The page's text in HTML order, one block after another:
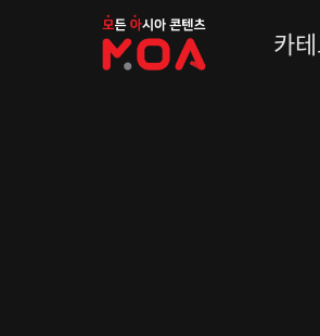
MOA
카